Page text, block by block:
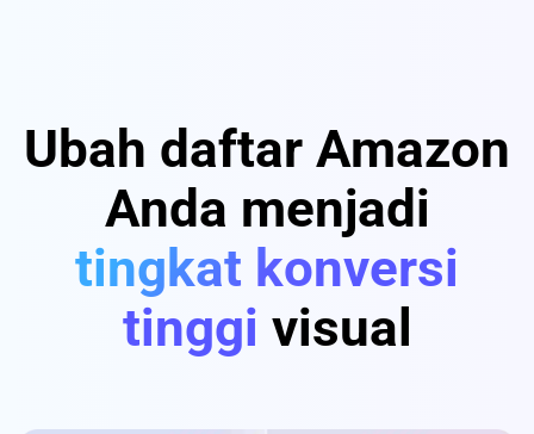
Ubah daftar Amazon
Anda menjadi
tingkat konversi
tinggi visual